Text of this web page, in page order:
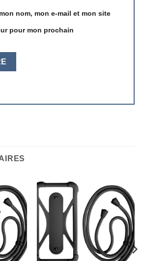
nom, mon e-mail et mon site
pour mon prochain